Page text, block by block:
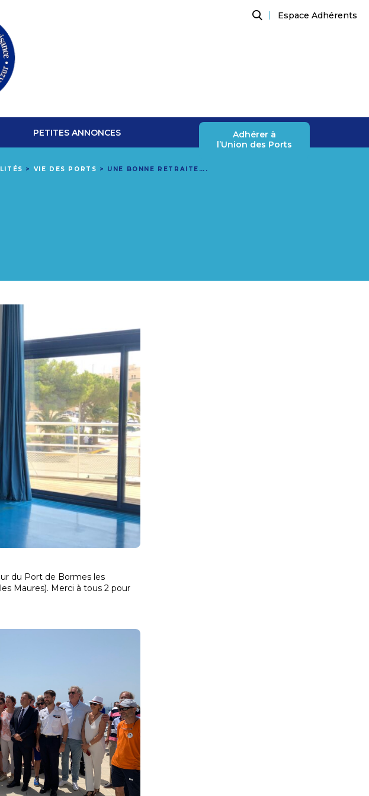
Espace Adhérents
PETITES ANNONCES
Adhérer à
l’Union des Ports
> VIE DES PORTS > UNE BONNE RETRAITE….
du Port de Bormes les
Maures). Merci à tous 2 pour